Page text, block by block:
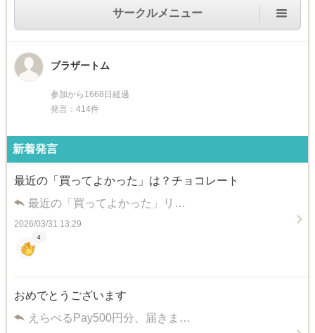
サークルメニュー
ブラザートム
参加から1668日経過
発言：414件
新着発言
最近の「買ってよかった」は？チョコレート
最近の「買ってよかった」リ…
2026/03/31 13:29
4
おめでとうございます
えらべるPay500円分、届きま…